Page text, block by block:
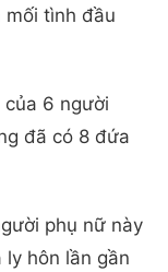
mối tình đầu
6 người
đã có 8 đứa
phụ nữ này
hôn lần gần